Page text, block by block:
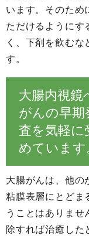
います。そのため
ただけるようにす
く、下剤を飲むな
す。
大腸内視鏡
がんの早期
査を気軽に
めています
大腸がんは、他の
粘膜表層にとどま
うことはありませ
除すれば治癒した